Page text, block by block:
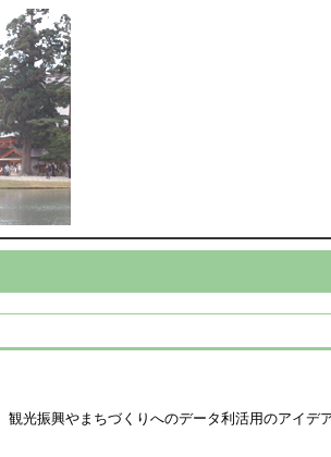
光振興やまちづくりへのデータ利活用のアイデ